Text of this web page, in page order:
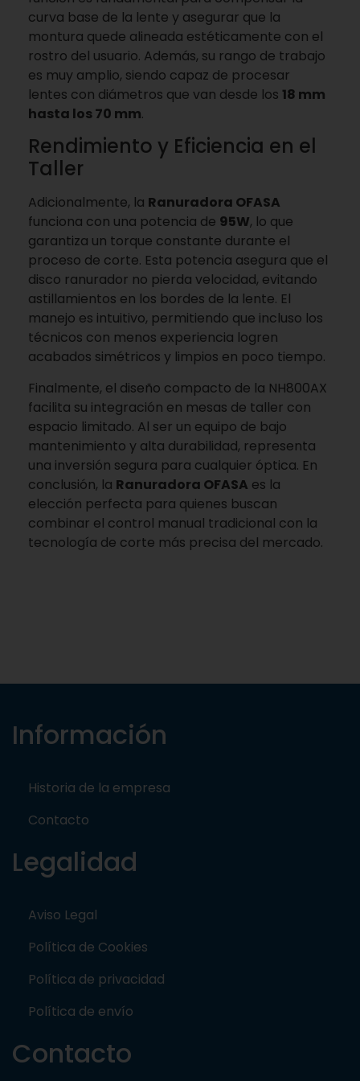
curva base de la lente y asegurar que la
montura quede alineada estéticamente con el
rostro del usuario. Además, su rango de trabajo
es muy amplio, siendo capaz de procesar
lentes con diámetros que van desde los 18 mm
hasta los 70 mm.
Rendimiento y Eficiencia en el
Taller
Adicionalmente, la Ranuradora OFASA
funciona con una potencia de 95W, lo que
garantiza un torque constante durante el
proceso de corte. Esta potencia asegura que el
disco ranurador no pierda velocidad, evitando
astillamientos en los bordes de la lente. El
manejo es intuitivo, permitiendo que incluso los
técnicos con menos experiencia logren
acabados simétricos y limpios en poco tiempo.
Finalmente, el diseño compacto de la NH800AX
facilita su integración en mesas de taller con
espacio limitado. Al ser un equipo de bajo
mantenimiento y alta durabilidad, representa
una inversión segura para cualquier óptica. En
conclusión, la Ranuradora OFASA es la
elección perfecta para quienes buscan
combinar el control manual tradicional con la
tecnología de corte más precisa del mercado.
Información
Historia de la empresa
Contacto
Legalidad
Aviso Legal
Política de Cookies
Política de privacidad
Política de envío
Contacto